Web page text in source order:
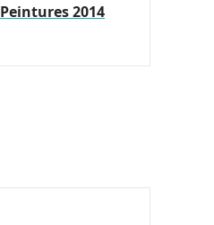
Peintures 2014